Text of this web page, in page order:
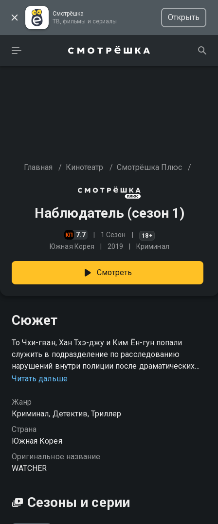
Смотрёшка
ТВ, фильмы и сериалы
Открыть
Главная / Кинотеатр / Смотрёшка Плюс /
Наблюдатель (сезон 1)
7.7 1 Сезон 18+
Южная Корея 2019 Криминал
Смотреть
Сюжет
То Чхи-гван, Хан Тхэ-джу и Ким Ён-гун попали
служить в подразделение по расследованию
нарушений внутри полиции после драматических
событий, перевернувших судьбу каждого из них.
выяснить правду о том, что именно случилось тогда,
и найти ответы на мучающие вопросы. Смотри
"Наблюдатель" онлайн в хорошем качестве.
Посмотреть онлайн 1 сезон сериала Наблюдатель
вы можете совершенно бесплатно в хорошем HD
качестве на Смотрёшке
Читать дальше
Жанр
Криминал, Детектив, Триллер
Страна
Южная Корея
Оригинальное название
WATCHER
Сезоны и серии